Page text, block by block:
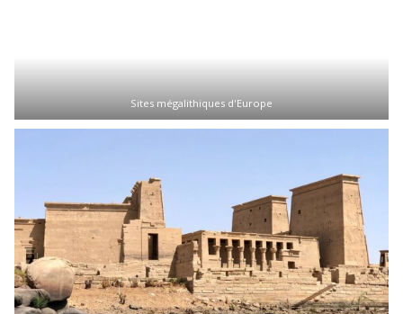
Sites mégalithiques d'Europe